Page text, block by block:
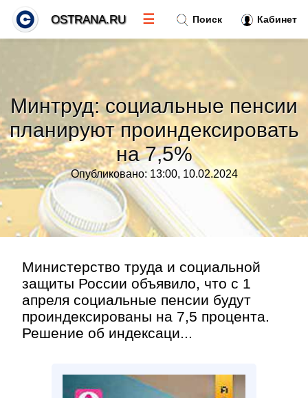
Минтруд: социальные пенсии
планируют проиндексировать
на 7,5%
Опубликовано: 13:00, 10.02.2024
Министерство труда и социальной
защиты России объявило, что с 1
апреля социальные пенсии будут
проиндексированы на 7,5 процента.
Решение об индексаци...
Поиск Кабинет
OSTRANA.RU ☰
Тренды новостей»
Рубрики»
Правила
Контакт»